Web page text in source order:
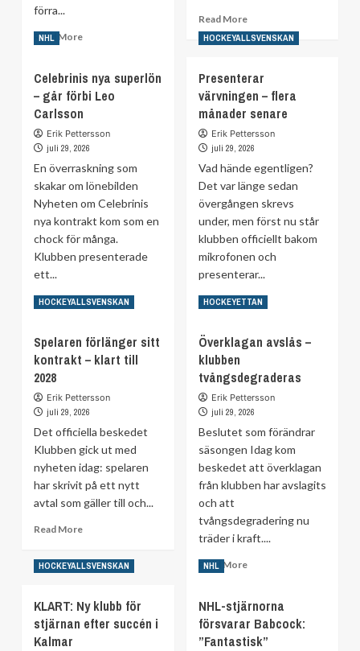
förra...
Read MoreRead
Tvingades
bort
–
karriären
Read MoreRead
more
about
Efter
VM-
flyttar
till
Sverige
NHL
Celebrinis nya superlön
– går förbi Leo
Carlsson
Erik Pettersson
juli 29, 2026
En överraskning som
skakar om lönebilden
Nyheten om Celebrinis
nya kontrakt kom som en
chock för många.
Klubben presenterade
ett...
Read MoreRead
Celebrinis
nya
Leo
Carlsson
HOCKEYALLSVENSKAN
Presenterar
värvningen – flera
månader senare
Erik Pettersson
juli 29, 2026
Vad hände egentligen?
Det var länge sedan
övergången skrevs
under, men först nu står
klubben officiellt bakom
mikrofonen och
presenterar...
Read MoreRead
Presenterar
–
HOCKEYALLSVENSKAN
Spelaren förlänger sitt
kontrakt – klart till
2028
Erik Pettersson
juli 29, 2026
Det officiella beskedet
Klubben gick ut med
nyheten idag: spelaren
har skrivit på ett nytt
avtal som gäller till och...
Read MoreRead
about
Spelaren
sitt
kontrakt
HOCKEYETTAN
Överklagan avslås –
klubben
tvångsdegraderas
Erik Pettersson
juli 29, 2026
Beslutet som förändrar
säsongen Idag kom
beskedet att överklagan
från klubben har avslagits
och att
tvångsdegradering nu
träder i kraft....
Read MoreRead
Överklagan
avslås
–
HOCKEYALLSVENSKAN
KLART: Ny klubb för
stjärnan efter succén i
Kalmar
NHL
NHL-stjärnorna
försvarar Babcock:
”Fantastisk”